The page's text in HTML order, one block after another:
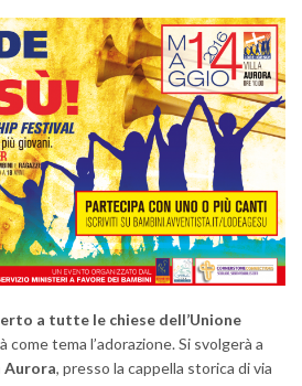
a tutte le chiese dell’Unione
come tema l’adorazione. Si svolgerà a
Aurora, presso la cappella storica di via